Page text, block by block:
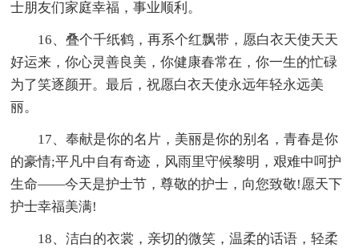
士朋友们家庭幸福，事业顺利。
16、叠个千纸鹤，再系个红飘带，愿白衣天使天天
好运来，你心灵善良美，你健康春常在，你一生的忙碌
为了笑逐颜开。最后，祝愿白衣天使永远年轻永远美
丽。
17、奉献是你的名片，美丽是你的别名，青春是你
的豪情;平凡中自有奇迹，风雨里守候黎明，艰难中呵护
生命——今天是护士节，尊敬的护士，向您致敬!愿天下
护士幸福美满!
18、洁白的衣裳，亲切的微笑，温柔的话语，轻柔